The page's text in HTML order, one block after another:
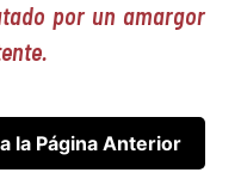
por un amargor